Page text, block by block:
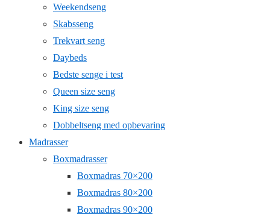
Weekendseng
Skabsseng
Trekvart seng
Daybeds
Bedste senge i test
Queen size seng
King size seng
Dobbeltseng med opbevaring
Madrasser
Boxmadrasser
Boxmadras 70×200
Boxmadras 80×200
Boxmadras 90×200